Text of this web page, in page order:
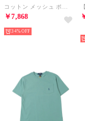
￥7,868
34%